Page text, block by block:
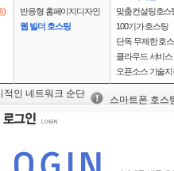
)
반응형 홈페이지디자인
웹 빌더 호스팅
맞춤컨설팅호스
100기가 호스팅
단독 무제한 호
클라우드 서비스
오픈소스 기술
적인 네트워크 순단
스마트폰 호스